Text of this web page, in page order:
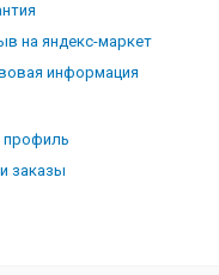
на яндекс-маркет
информация
заказы